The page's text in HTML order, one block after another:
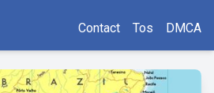
Contact Tos DMCA